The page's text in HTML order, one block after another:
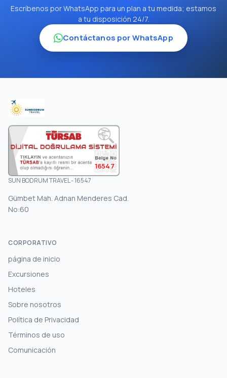
Escríbenos por WhatsApp para un plan a tu medida; estamos
a tu disposición 24/7.
Contáctanos por WhatsApp
16547
SUN BODRUM TRAVEL - 16547
Gümbet Mah. Adnan Menderes Cad.
No:60
CORPORATIVO
página de inicio
Excursiones
Hoteles
Sobre nosotros
Política de Privacidad
Términos de uso
Comunicación